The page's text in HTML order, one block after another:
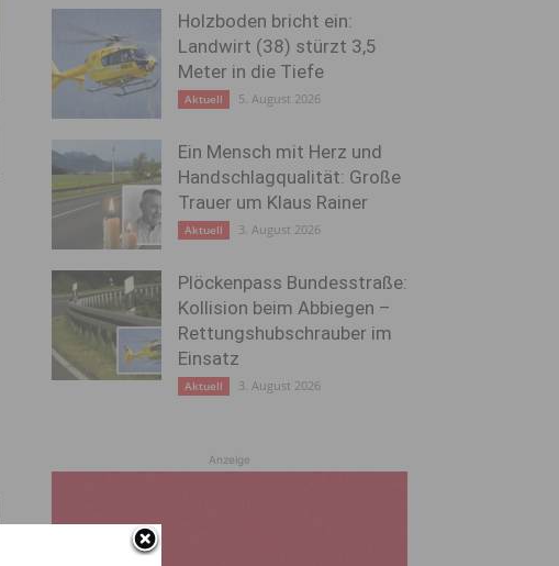
Holzboden bricht ein:
Landwirt (38) stürzt 3,5
Meter in die Tiefe
Aktuell 5. August 2026
Ein Mensch mit Herz und
Handschlagqualität: Große
Trauer um Klaus Rainer
Aktuell 3. August 2026
Plöckenpass Bundesstraße:
Kollision beim Abbiegen –
Rettungshubschrauber im
Einsatz
Aktuell 3. August 2026
Anzeige